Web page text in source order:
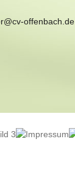
offenbach.de